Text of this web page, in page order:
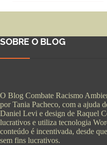
SOBRE O BLOG
O Blog Combate Racismo
por Tania Pacheco, com a ajuda
Daniel Levi e design de Raquel
lucrativos e utiliza tecnologia
conteúdo é incentivada, desde
sem fins lucrativos.